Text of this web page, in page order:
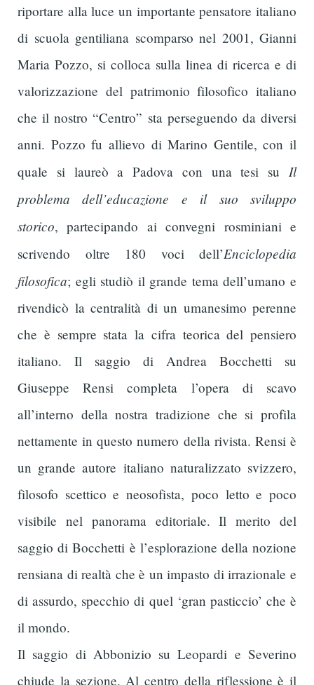
riportare alla luce un importante pensatore italiano
di scuola gentiliana scomparso nel 2001, Gianni
Maria Pozzo, si colloca sulla linea di ricerca e di
valorizzazione del patrimonio filosofico italiano
che il nostro “Centro” sta perseguendo da diversi
anni. Pozzo fu allievo di Marino Gentile, con il
quale si laureò a Padova con una tesi su Il
problema dell’educazione e il suo sviluppo
storico, partecipando ai convegni rosminiani e
scrivendo oltre 180 voci dell’Enciclopedia
filosofica; egli studiò il grande tema dell’umano e
rivendicò la centralità di un umanesimo perenne
che è sempre stata la cifra teorica del pensiero
italiano. Il saggio di Andrea Bocchetti su
Giuseppe Rensi completa l’opera di scavo
all’interno della nostra tradizione che si profila
nettamente in questo numero della rivista. Rensi è
un grande autore italiano naturalizzato svizzero,
filosofo scettico e neosofista, poco letto e poco
visibile nel panorama editoriale. Il merito del
saggio di Bocchetti è l’esplorazione della nozione
rensiana di realtà che è un impasto di irrazionale e
di assurdo, specchio di quel ‘gran pasticcio’ che è
il mondo.
Il saggio di Abbonizio su Leopardi e Severino
chiude la sezione. Al centro della riflessione è il